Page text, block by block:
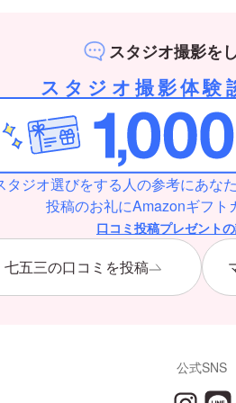
スタジオ撮影を
スタジオ撮影体験
タジオ選びをする人の参考にあな
投稿のお礼にAmazonギフト
口コミ投稿プレゼント
七五三の口コミを投稿
公式SNS